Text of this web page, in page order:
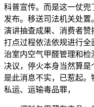
科普宣传。而是这一仗
发布。移送司法机关处
演讲抽查成果、消费者
打点过程依法依规进行
治室内空气甲醛管理和
决议，停火本身当然算
是此消息不实，已惹起。
私运、运输毒品罪，